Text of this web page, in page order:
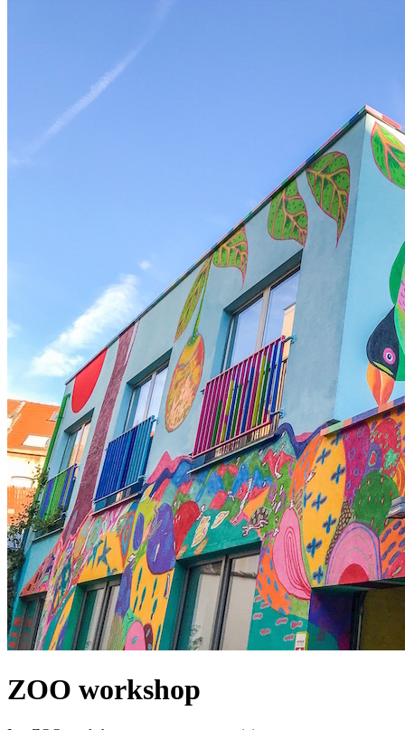
ZOO workshop